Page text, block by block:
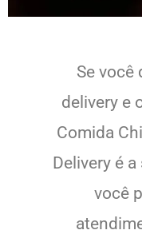
Se você
delivery e
Comida
Delivery é
você